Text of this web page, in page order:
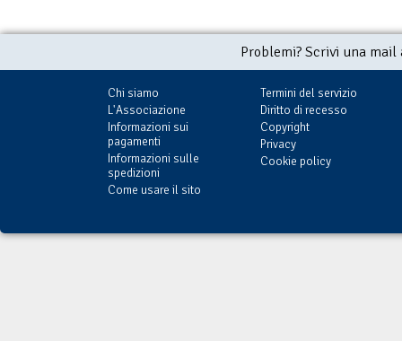
Problemi? Scrivi una
Chi siamo
L'Associazione
Informazioni sui
pagamenti
Informazioni sulle
spedizioni
Come usare il sito
Termini del servizio
Diritto di recesso
Copyright
Privacy
Cookie policy